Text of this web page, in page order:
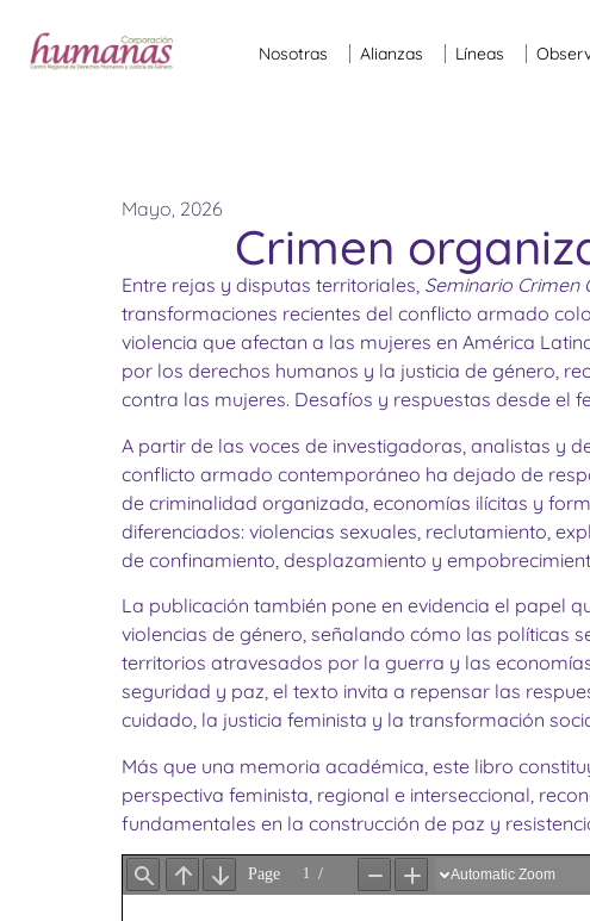
Nosotras Alianzas Líneas
Mayo, 2026
Crimen
Entre rejas y disputas territoriales, Seminario
transformaciones recientes del conflicto armado
violencia que afectan a las mujeres en América
por los derechos humanos y la justicia de género,
contra las mujeres. Desafíos y respuestas desde el
A partir de las voces de investigadoras, analistas y
conflicto armado contemporáneo ha dejado de
de criminalidad organizada, economías ilícitas y
diferenciados: violencias sexuales, reclutamiento,
de confinamiento, desplazamiento y
La publicación también pone en evidencia el papel
violencias de género, señalando cómo las políticas
territorios atravesados por la guerra y las
seguridad y paz, el texto invita a repensar las
cuidado, la justicia feminista y la transformación
Más que una memoria académica, este libro
perspectiva feminista, regional e interseccional,
fundamentales en la construcción de paz y